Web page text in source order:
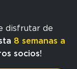
disfrutar de
8 semanas a
socios!